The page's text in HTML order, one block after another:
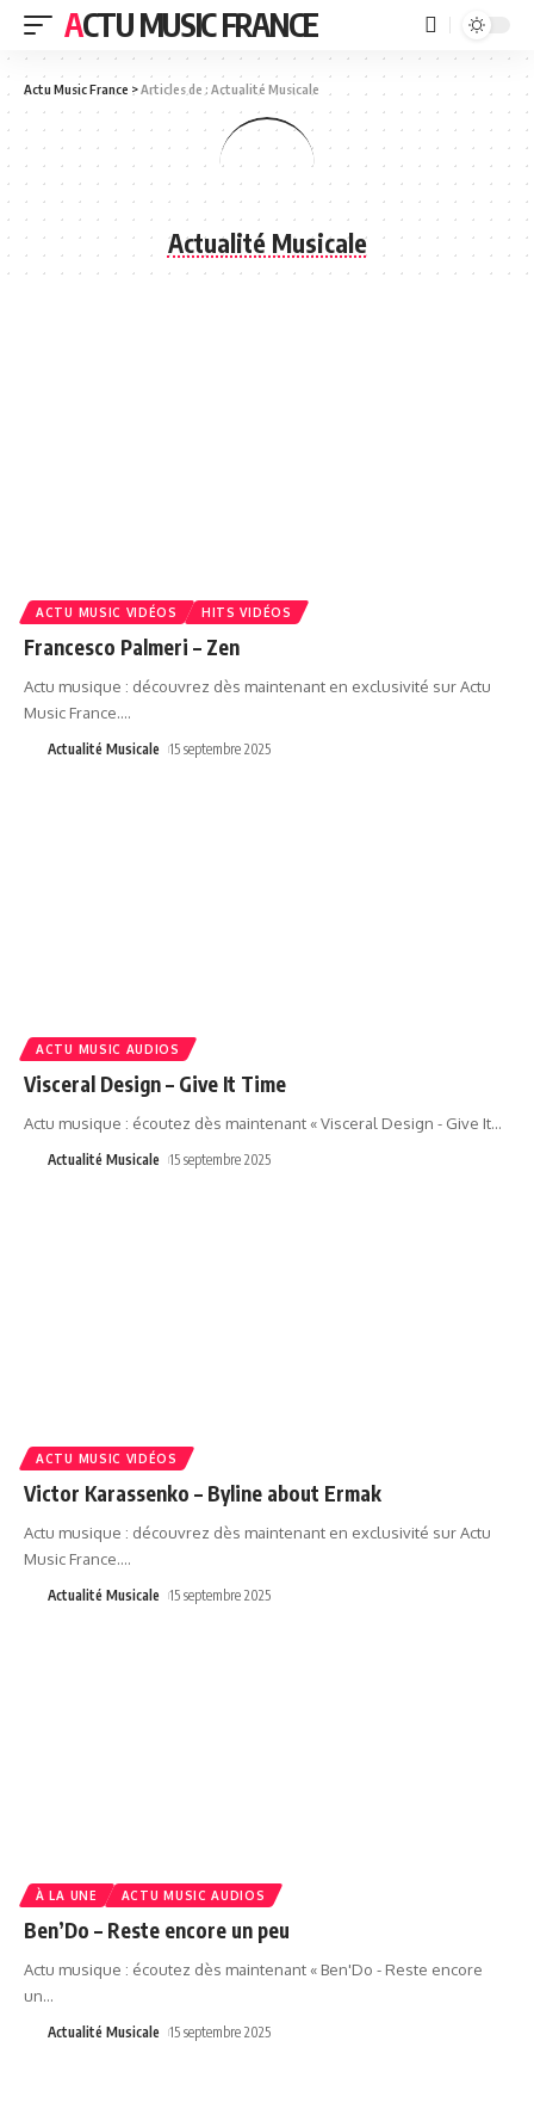
ACTU MUSIC FRANCE
Actu Music France >Articles de : Actualité Musicale
Actualité Musicale
ACTU MUSIC VIDÉOS HITS VIDÉOS
Francesco Palmeri – Zen
Actu musique : découvrez dès maintenant en exclusivité sur Actu
Music France.…
Actualité Musicale 15 septembre 2025
ACTU MUSIC AUDIOS
Visceral Design – Give It Time
Actu musique : écoutez dès maintenant « Visceral Design - Give It…
Actualité Musicale 15 septembre 2025
ACTU MUSIC VIDÉOS
Victor Karassenko – Byline about Ermak
Actu musique : découvrez dès maintenant en exclusivité sur Actu
Music France.…
Actualité Musicale 15 septembre 2025
À LA UNE ACTU MUSIC AUDIOS
Ben’Do – Reste encore un peu
Actu musique : écoutez dès maintenant « Ben'Do - Reste encore
un…
Actualité Musicale 15 septembre 2025